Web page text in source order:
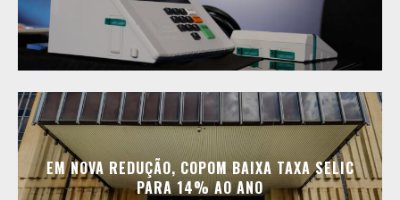
EM NOVA REDUÇÃO, COPOM BAIXA TAXA SELIC
PARA 14% AO ANO